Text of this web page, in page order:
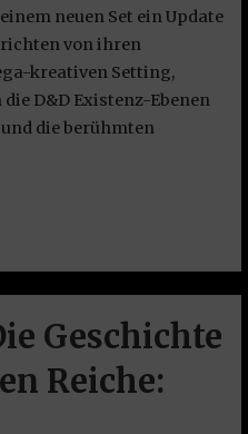
neuen Set ein Update
von ihren
kreativen Setting,
D&D Existenz-Ebenen
die berühmten
Geschichte
Reiche: